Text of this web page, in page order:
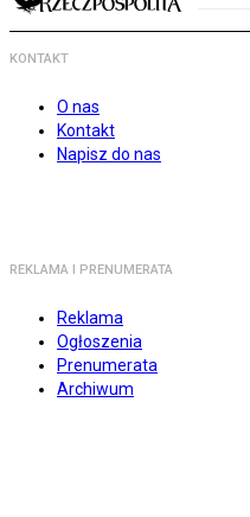
KONTAKT
O nas
Kontakt
Napisz do nas
REKLAMA I PRENUMERATA
Reklama
Ogłoszenia
Prenumerata
Archiwum